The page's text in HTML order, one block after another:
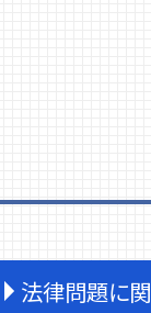
法律問題に